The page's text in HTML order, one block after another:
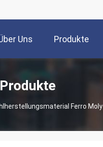
Uns Produkte
Ferro Moly